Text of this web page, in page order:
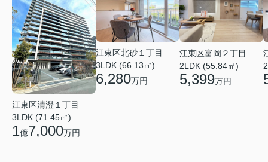
江東区清澄１丁目
3LDK (71.45㎡)
1億7,000万円
江東区北砂１丁目
3LDK (66.13㎡)
6,280万円
江東区富岡２丁目
2LDK (55.84㎡)
5,399万円